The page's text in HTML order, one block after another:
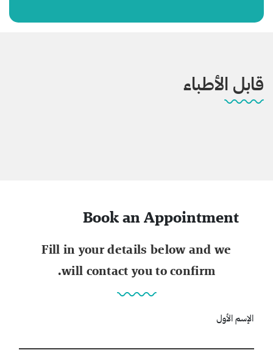
قابل الأطباء
Book an Appointment
Fill in your details below and we
will contact you to confirm.
الإسم الأول